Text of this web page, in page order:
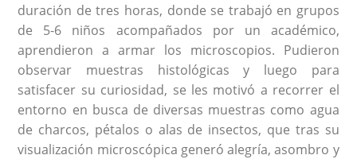
duración de tres horas, donde se trabajó en grupos
de 5-6 niños acompañados por un académico,
aprendieron a armar los microscopios. Pudieron
observar muestras histológicas y luego para
satisfacer su curiosidad, se les motivó a recorrer el
entorno en busca de diversas muestras como agua
de charcos, pétalos o alas de insectos, que tras su
visualización microscópica generó alegría, asombro y